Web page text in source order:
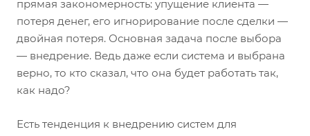
прямая закономерность: упущение клиента —
потеря денег, его игнорирование после сделки —
двойная потеря. Основная задача после выбора
— внедрение. Ведь даже если система и выбрана
верно, то кто сказал, что она будет работать так,
как надо?
Есть тенденция к внедрению систем для